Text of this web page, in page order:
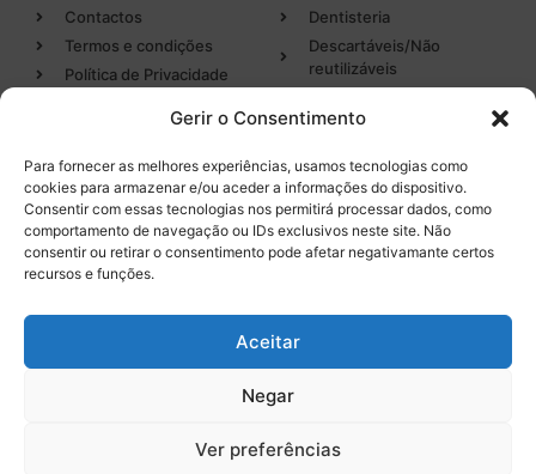
Gerir o Consentimento
Para fornecer as melhores experiências, usamos tecnologias como
cookies para armazenar e/ou aceder a informações do dispositivo.
Consentir com essas tecnologias nos permitirá processar dados, como
comportamento de navegação ou IDs exclusivos neste site. Não
consentir ou retirar o consentimento pode afetar negativamante certos
recursos e funções.
Aceitar
Negar
Ver preferências
Contactos
Termos e condições
Política de Privacidade
Dentisteria
Descartáveis/Não
reutilizáveis
Desinfectantes
Categorias
Endodontia
Higiene Oral
Entregas em 24h
de produtos em stock
nacional)
Licença INFARMED Nº 220/DM2016Resolução de conflitos de Consumo